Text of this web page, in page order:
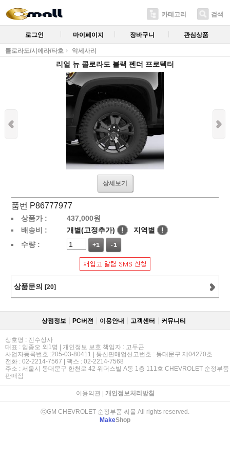
카테고리 검색
로그인 마이페이지 장바구니 관심상품
콜로라도/시에라/타호 악세사리
리얼 뉴 콜로라도 블랙 펜더 프로텍터
상세보기
품번 P86777977
상품가 : 437,000원
배송비 :
개별(고정추가) ! 지역별
!
수량 :
+1 -1
상품문의 [20]
상점정보 PC버젼 이용안내 고객센터 커뮤니티
상호명 : 진수상사
대표 : 임종오 외1명 | 개인정보 보호 책임자 : 고두곤
사업자등록번호 :205-03-80411 | 통신판매업신고번호 : 동대문구 제04270호
전화 : 02-2214-7567 | 팩스 : 02-2214-7568
주소 : 서울시 동대문구 한천로 42 위더스빌 A동 1층 111호 CHEVROLET 순정부품
판매점
이용약관| 개인정보처리방침
ⓒGM CHEVROLET 순정부품 씨몰 All rights reserved.
MakeShop